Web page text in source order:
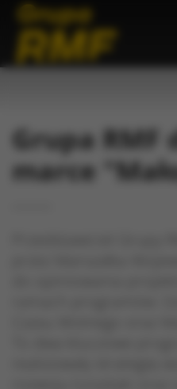
Grupa RMF
marce